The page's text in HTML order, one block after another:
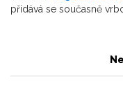
přidává se současně